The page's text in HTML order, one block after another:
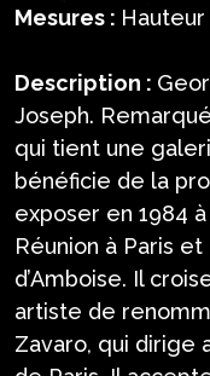
Mesures :
Description :
Joseph.
qui tient une
bénéficie de la
exposer en 1984
Réunion à Paris
d’Amboise. Il
artiste de
Zavaro, qui dirige